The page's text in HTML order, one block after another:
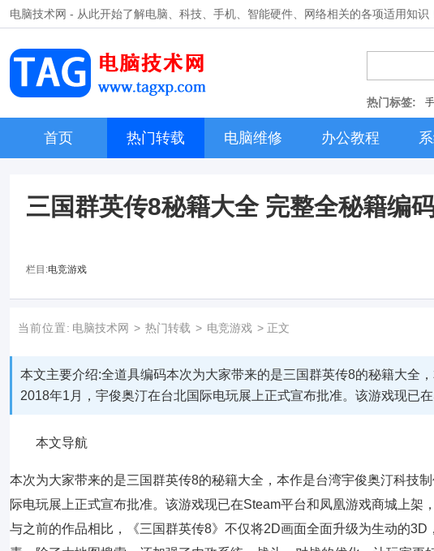
电脑技术网 - 从此开始了解电脑、科技、手机、智能硬件、网络相关的各项适用知识
热门标签:
首页 热门转载 电脑维修 办公教程
三国群英传8秘籍大全 完整全秘籍编
栏目:电竞游戏
当前位置: 电脑技术网 > 热门转载 > 电竞游戏 > 正文
本文主要介绍:全道具编码本次为大家带来的是三国群英传8的秘籍大全
2018年1月，宇俊奥汀在台北国际电玩展上正式宣布批准。该游戏现已
本文导航
本次为大家带来的是三国群英传8的秘籍大全，本作是台湾宇俊奥汀科技
际电玩展上正式宣布批准。该游戏现已在Steam平台和凤凰游戏商城上架
与之前的作品相比，《三国群英传8》不仅将2D画面全面升级为生动的